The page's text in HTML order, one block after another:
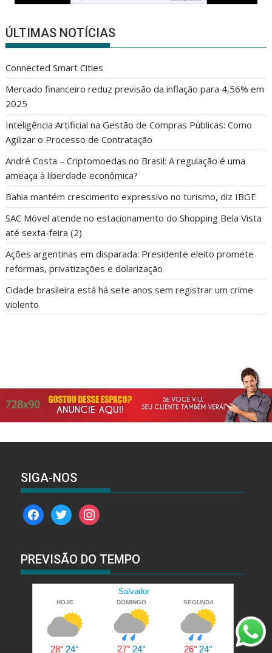
ÚLTIMAS NOTÍCIAS
Connected Smart Cities
Mercado financeiro reduz previsão da inflação para 4,56% em
2025
Inteligência Artificial na Gestão de Compras Públicas: Como
Agilizar o Processo de Contratação
André Costa – Criptomoedas no Brasil: A regulação é uma
ameaça à liberdade econômica?
Bahia mantém crescimento expressivo no turismo, diz IBGE
SAC Móvel atende no estacionamento do Shopping Bela Vista
até sexta-feira (2)
Ações argentinas em disparada: Presidente eleito promete
reformas, privatizações e dolarização
Cidade brasileira está há sete anos sem registrar um crime
violento
SIGA-NOS
facebooktwitterinstagram
PREVISÃO DO TEMPO